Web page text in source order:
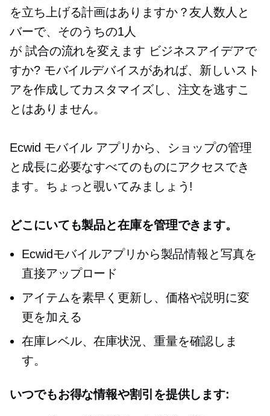
を立ち上げる計画はありますか？友人数人と
バーで、そのうちの1人
が 試合の流れを変えます ビジネスアイデアで
すか? モバイルデバイスがあれば、新しいスト
アを作成してカスタマイズし、注文を逃すこ
とはありません。
Ecwid モバイル アプリから、ショップの管理
と成長に必要なすべてのものにアクセスでき
ます。ちょっと覗いてみましょう!
どこにいても製品と在庫を管理できます。
Ecwidモバイルアプリから製品情報と写真を
直接アップロード
アイテムを素早く更新し、価格や説明に変
更を加える
在庫レベル、在庫状況、重量を確認しま
す。
いつでもお得な情報や割引を提供します: